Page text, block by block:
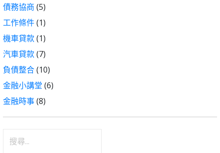
債務協商 (5)
工作條件(1)
機車貸款(1)
汽車貸款(7)
負債整合(10)
金融小講堂 (6)
金融時事(8)
尋